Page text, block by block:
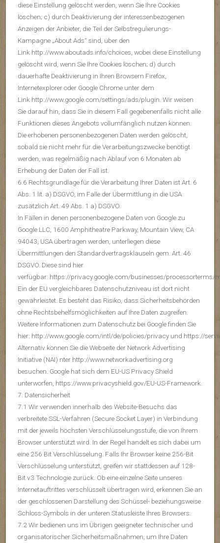
diese Einstellung gelöscht werden, wenn Sie Ihre Cookies
löschen; c) durch Deaktivierung der interessenbezogenen
Anzeigen der Anbieter, die Teil der Selbstregulierungs-
Kampagne „About Ads“ sind, über den
Link http://www.aboutads.info/choices, wobei diese Einstellung
gelöscht wird, wenn Sie Ihre Cookies löschen; d) durch
dauerhafte Deaktivierung in Ihren Browsern Firefox,
Internetexplorer oder Google Chrome unter dem
Link http://www.google.com/settings/ads/plugin. Wir weisen
Sie darauf hin, dass Sie in diesem Fall gegebenenfalls nicht alle
Funktionen dieses Angebots vollumfänglich nutzen können.
Die erhobenen personenbezogenen Daten werden gelöscht,
sobald sie nicht mehr für die Verarbeitungszwecke benötigt
werden, was regelmäßig nach Ablauf von 6 Monaten ab
Erhebung der Daten der Fall ist.
6.6 Rechtsgrundlage für die Verarbeitung Ihrer Daten ist Art. 6
Abs. 1 lit. a) DSGVO, im Falle der Übermittlung in die USA
zusätzlich Art. 49 Abs. 1 a) DSGVO.
In Fällen in denen personenbezogene Daten von Google zu
Google LLC, 1600 Amphitheatre Parkway, Mountain View, CA
94043, USA übertragen werden, unterliegen diese
Übermittlungen den Standardvertragsklauseln gem. Art. 46
DSGVO. Diese sind hier
verfügbar: https://privacy.google.com/businesses/processorterms/
Ein der EU vergleichbares Datenschutzniveau ist dort nicht
gewährleistet. Es besteht das Risiko, dass Sicherheitsbehörden
ohne Rechtsbehelfsmöglichkeiten auf Ihre Daten zugreifen.
Weitere Informationen zum Datenschutz bei Google finden Sie
hier: http://www.google.com/intl/de/policies/privacy und https://
Alternativ können Sie die Webseite der Network Advertising
Initiative (NAI) nter http://www.networkadvertising.org
besuchen. Google hat sich dem EU-US Privacy Shield
unterworfen, https://www.privacyshield.gov/EU-US-Framework.
7. Datensicherheit
7.1 Wir verwenden innerhalb des Website-Besuchs das
verbreitete SSL-Verfahren (Secure Socket Layer) in Verbindung
mit der jeweils höchsten Verschlüsselungsstufe, die von Ihrem
Browser unterstützt wird. In der Regel handelt es sich dabei um
eine 256 Bit Verschlüsselung. Falls Ihr Browser keine 256-Bit
Verschlüsselung unterstützt, greifen wir stattdessen auf 128-
Bit v3 Technologie zurück. Ob eine einzelne Seite unseres
Internetauftrittes verschlüsselt übertragen wird, erkennen Sie an
der geschlossenen Darstellung des Schüssel- beziehungsweise
Schloss-Symbols in der unteren Statusleiste Ihres Browsers.
7.2 Wir bedienen uns im Übrigen geeigneter technischer und
organisatorischer Sicherheitsmaßnahmen, um Ihre Daten